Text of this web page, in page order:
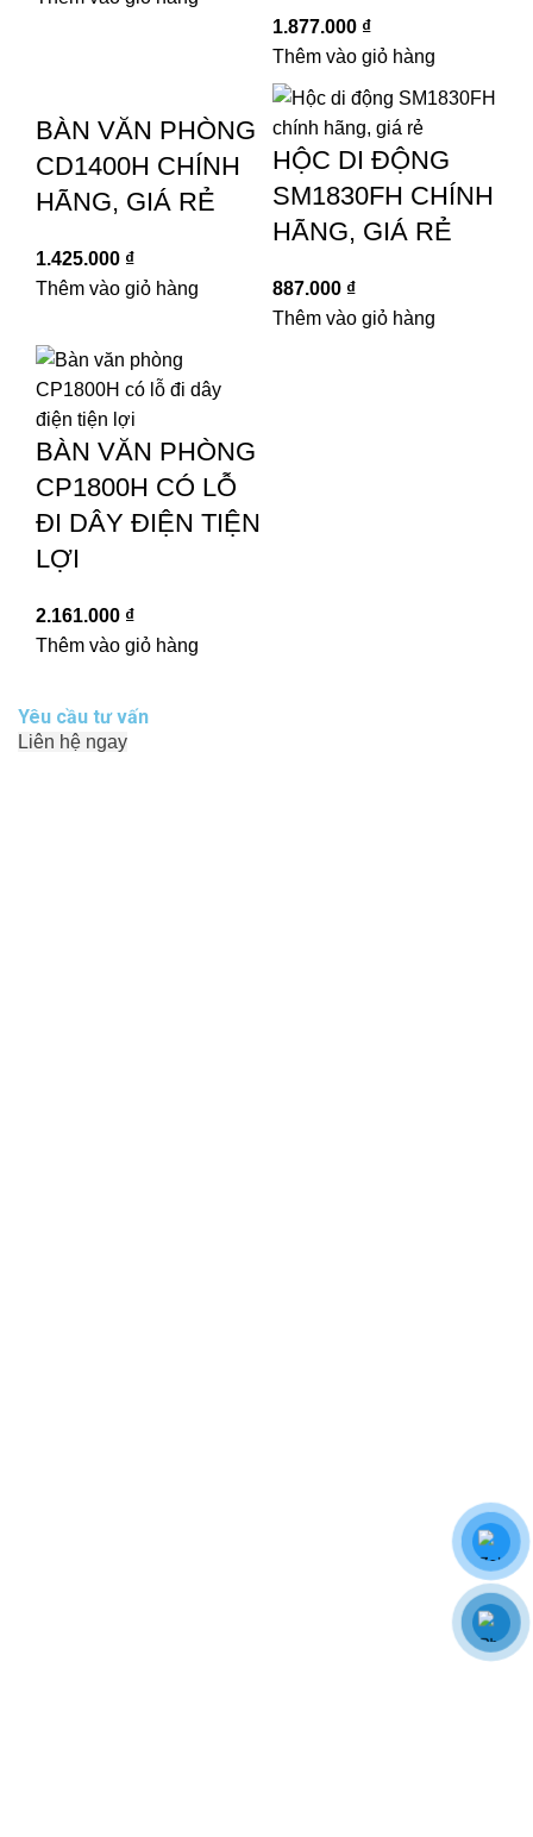
1.877.000 ₫
Thêm vào giỏ hàng
BÀN VĂN PHÒNG
CD1400H CHÍNH
HÃNG, GIÁ RẺ
1.425.000 ₫
Thêm vào giỏ hàng
HỘC DI ĐỘNG
SM1830FH CHÍNH
HÃNG, GIÁ RẺ
887.000 ₫
Thêm vào giỏ hàng
BÀN VĂN PHÒNG
CP1800H CÓ LỖ
ĐI DÂY ĐIỆN TIỆN
LỢI
2.161.000 ₫
Thêm vào giỏ hàng
Yêu cầu tư vấn
Liên hệ ngay